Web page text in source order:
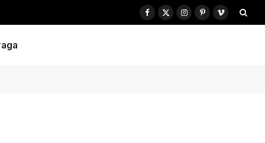
Facebook
X
Instagram
PinterestVimeo